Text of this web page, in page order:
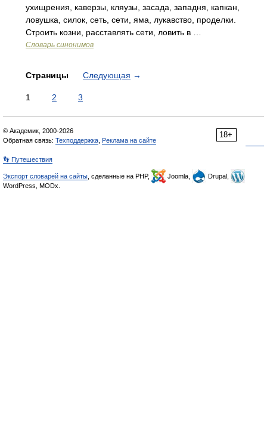
ухищрения, каверзы, кляузы, засада, западня, капкан,
ловушка, силок, сеть, сети, яма, лукавство, проделки.
Строить козни, расставлять сети, ловить в …
Словарь синонимов
Страницы Следующая →
1 2 3
18+
© Академик, 2000-2026
Обратная связь: Техподдержка Реклама на сайте
👣 Путешествия
Экспорт словарей на сайты , сделанные на PHP, Joomla,
Drupal,
WordPress, MODx.